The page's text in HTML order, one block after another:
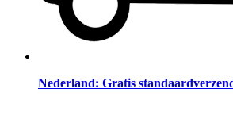
Nederland: Gratis